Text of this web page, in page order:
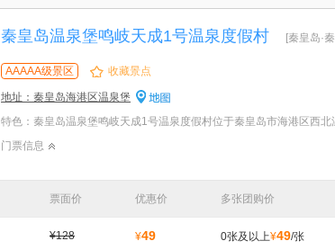
秦皇岛温泉堡鸣岐天成1号温泉度假村 [秦皇岛·
AAAAA级景区 收藏景点
地址：秦皇岛海港区温泉堡
门票信息
票面价 优惠价 多张团购价
¥128 ¥49 0张及以上¥49/张